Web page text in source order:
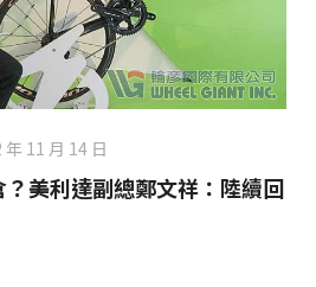
年 11 月 14 日
美利達副總鄭文祥：陸續回